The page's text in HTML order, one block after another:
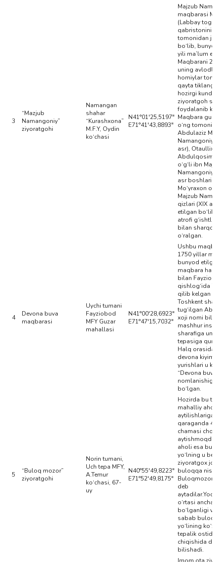
3
“Mazjub
Namangoniy”
ziyoratgohi
Namangan
shahar
“Kurashxona”
M.F.Y, Oydin
ko‘chasi
N41°01'25,5197"
E71°41'43,8893"
Majzub
maqbarasi
(Labbay tog‘a)
qabristonining
tomonidan
bo‘lib, bunyod
yili ma’lum
Maqbarani
uning avlodlari
homiylar
qayta
hozirgi kunda
ziyoratgoh
foydalanib
Maqbara
o‘ng tomoniga
Abdulaziz
Namangoniy
asr), Otaullixon
Abdulqosim
o‘g‘li ibn
Namangoniy
asr boshlari),
Mo‘yraxon
Majzub
qizlari (XIX
etilgan bo‘lib,
atrofi g‘ishtli
bilan
o‘ralgan.
4
Devona buva
maqbarasi
Uychi tumani
Fayziobod
MFY Guzar
mahallasi
N41°00'28,6923"
E71°47'15,7032"
Ushbu
1750 yillar
bunyod
maqbara
bilan
qishlog‘ida
qilib kelgan
Toshkent
tug‘ilgan
xoji nomi bilan
mashhur inson
sharafiga
tepasiga
Halq orasida u
devona
yurishlari u
“Devona
nomlanishiga
bo‘lgan.
5
“Buloq mozor”
ziyoratgohi
Norin tumani,
Uch tepa MFY,
A.Temur
ko‘chasi, 67-
uy
N40°55'49,8223"
E71°52'49,8175"
Hozirda bu
mahalliy
aytilishlariga
qaraganda 4-5
chamasi
aytishmoqda,
aholi esa bu
yo‘lning u
ziyoratgox joy
buloqqa
Buloqmozor
deb
o‘rtasi ancha
bo‘lganligi va
sabab buloq
yo‘lining ko‘zi
tepalik ostidan
chiqishida deb
bilishadi.